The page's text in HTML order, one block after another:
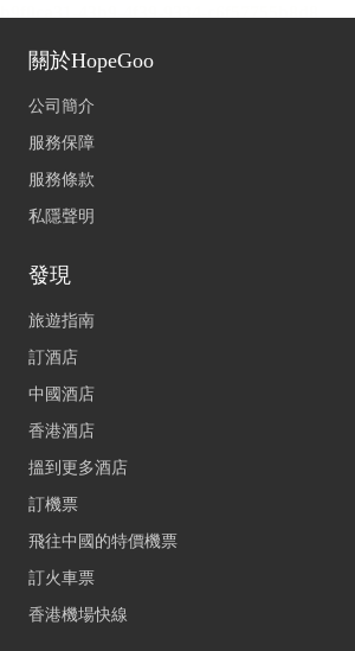
關於HopeGoo
公司簡介
服務保障
服務條款
私隱聲明
發現
旅遊指南
訂酒店
中國酒店
香港酒店
搵到更多酒店
訂機票
飛往中國的特價機票
訂火車票
香港機場快線